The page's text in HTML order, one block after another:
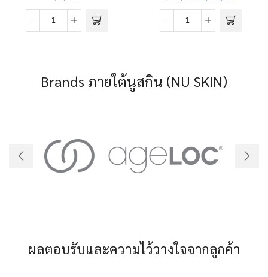
เอ
ปา
ธรรมดา
ถึง
ผิว
Normal/Combo)
เอ
ไอโอ
Brands ภายใต้นูสกิน (NU SKIN)
ผลตอบรับและความไว้วางใจจากลูกค้า